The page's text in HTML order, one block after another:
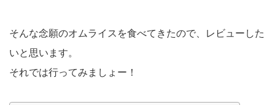
そんな念願のオムライスを食べてきたので、レビューした
いと思います。
それでは行ってみましょー！